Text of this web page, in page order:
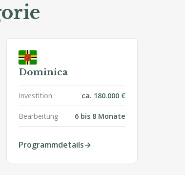
Dominica
Investition ca. 180.000 €
Bearbeitung 6 bis 8 Monate
Programmdetails